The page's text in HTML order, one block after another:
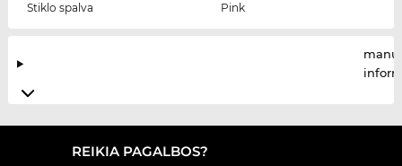
Stiklo spalva
Pink
REIKIA PAGALBOS?